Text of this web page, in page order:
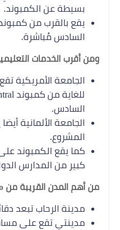
بسيطة عن الكمبوند.
يقع بالقرب من
السادس مُباشرة.
ومن أقرب الخدمات
الجامعة الأمريكية
السادس.
الجامعة الألمانية
المشروع.
كما يقع الكمبوند
كبير من المدارس
من أهم المدن القريبة من Hyde Park Central New Cairo
مدينة الرحاب تبعد
مدينتي تقع على